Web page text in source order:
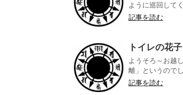
ように巡回して
記事を読む
トイレの花
ようそろ～お越
離」というので
記事を読む